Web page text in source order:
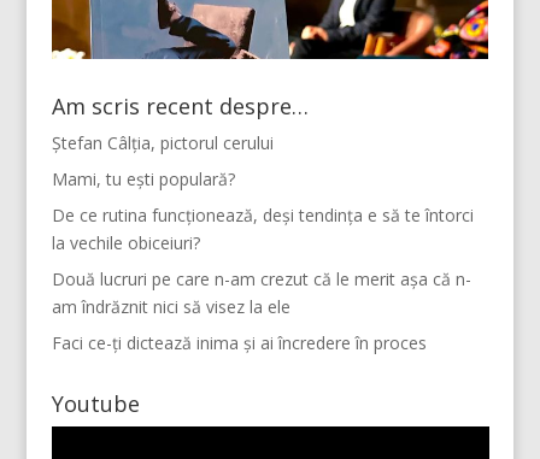
Am scris recent despre…
Ștefan Câlția, pictorul cerului
Mami, tu ești populară?
De ce rutina funcționează, deși tendința e să te întorci
la vechile obiceiuri?
Două lucruri pe care n-am crezut că le merit așa că n-
am îndrăznit nici să visez la ele
Faci ce-ți dictează inima și ai încredere în proces
Youtube